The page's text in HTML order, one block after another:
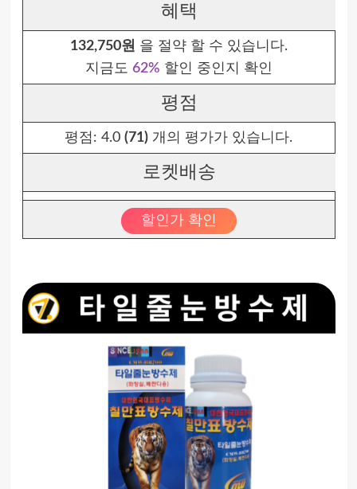
혜택
132,750원 을 절약 할 수 있습니다.
지금도 62% 할인 중인지 확인
평점
평점: 4.0 (71) 개의 평가가 있습니다.
로켓배송
할인가 확인